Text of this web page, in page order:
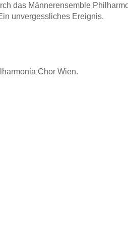
das Männerensemble
unvergessliches Ereignis.
Chor Wien.